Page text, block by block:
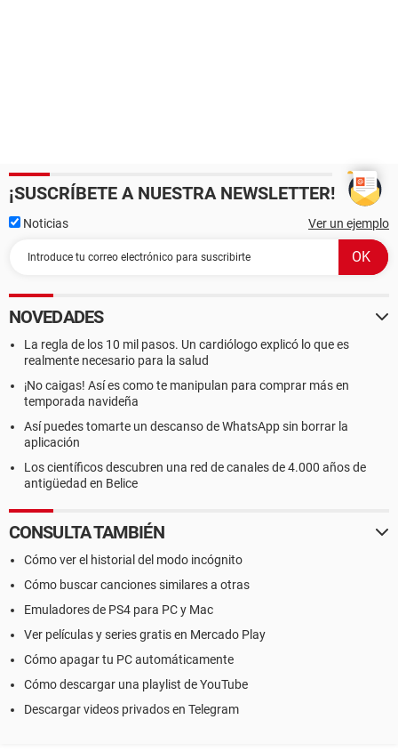
¡SUSCRÍBETE A NUESTRA NEWSLETTER!
Noticias Ver un ejemplo
NOVEDADES
La regla de los 10 mil pasos. Un cardiólogo explicó lo que es
realmente necesario para la salud
¡No caigas! Así es como te manipulan para comprar más en
temporada navideña
Así puedes tomarte un descanso de WhatsApp sin borrar la
aplicación
Los científicos descubren una red de canales de 4.000 años de
antigüedad en Belice
CONSULTA TAMBIÉN
Cómo ver el historial del modo incógnito
Cómo buscar canciones similares a otras
Emuladores de PS4 para PC y Mac
Ver películas y series gratis en Mercado Play
Cómo apagar tu PC automáticamente
Cómo descargar una playlist de YouTube
Descargar videos privados en Telegram